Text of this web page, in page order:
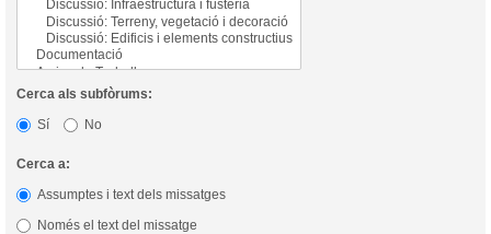
Cerca als subfòrums:
Sí
No
Cerca a:
Assumptes i text dels missatges
Només el text del missatge